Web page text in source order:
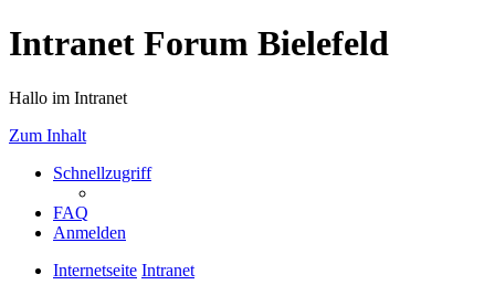
Intranet Forum Bielefeld
Hallo im Intranet
Zum Inhalt
Schnellzugriff
FAQ
Anmelden
Internetseite Intranet